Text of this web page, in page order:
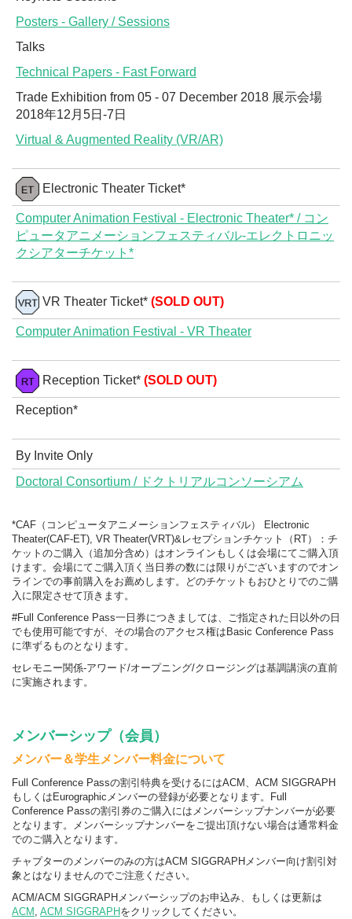
Posters - Gallery / Sessions
Talks
Technical Papers - Fast Forward
Trade Exhibition from 05 - 07 December 2018 展示会場
2018年12月5日-7日
Virtual & Augmented Reality (VR/AR)
Electronic Theater Ticket*
Computer Animation Festival - Electronic Theater* / コン
ピュータアニメーションフェスティバル-エレクトロニッ
クシアターチケット*
VR Theater Ticket* (SOLD OUT)
Computer Animation Festival - VR Theater
Reception Ticket* (SOLD OUT)
Reception*
By Invite Only
Doctoral Consortium / ドクトリアルコンソーシアム
*CAF（コンピュータアニメーションフェスティバル） Electronic
Theater(CAF-ET), VR Theater(VRT)&レセプションチケット（RT）：チ
ケットのご購入（追加分含め）はオンラインもしくは会場にてご購入頂
けます。会場にてご購入頂く当日券の数には限りがございますのでオン
ラインでの事前購入をお薦めします。どのチケットもおひとりでのご購
入に限定させて頂きます。
#Full Conference Pass一日券につきましては、ご指定された日以外の日
でも使用可能ですが、その場合のアクセス権はBasic Conference Pass
に準ずるものとなります。
セレモニー関係-アワード/オープニング/クロージングは基調講演の直前
に実施されます。
メンバーシップ（会員）
メンバー＆学生メンバー料金について
Full Conference Passの割引特典を受けるにはACM、ACM SIGGRAPH
もしくはEurographicメンバーの登録が必要となります。Full
Conference Passの割引券のご購入にはメンバーシップナンバーが必要
となります。メンバーシップナンバーをご提出頂けない場合は通常料金
でのご購入となります。
チャプターのメンバーのみの方はACM SIGGRAPHメンバー向け割引対
象とはなりませんのでご注意ください。
ACM/ACM SIGGRAPHメンバーシップのお申込み、もしくは更新は
ACM ACM SIGGRAPHをクリックしてください。